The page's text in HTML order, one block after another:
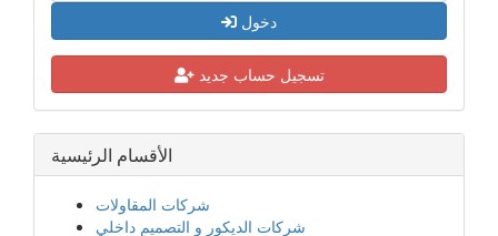
دخول
تسجيل حساب جديد
الأقسام الرئيسية
شركات المقاولات
شركات الديكور و التصميم داخلي